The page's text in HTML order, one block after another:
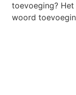
toevoeging?
woord